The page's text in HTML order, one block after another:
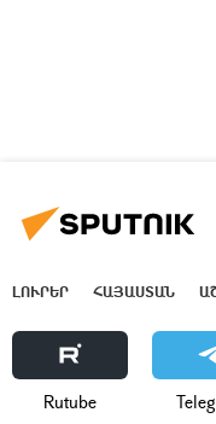
ԼՈՒՐԵՐ ՀԱՅԱՍՏԱՆ
Rutube